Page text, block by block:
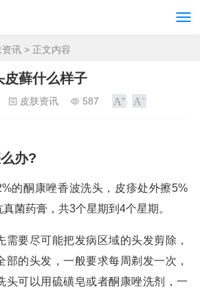
资讯 > 正文内容
皮藓什么样子
皮肤资讯 587
办?
的酮康唑香波洗头，皮疹处外擦5%
菌药膏，共3个星期到4个星期。
需要尽可能把发病区域的头发剪除，
部的头发，一般要求每周剃发一次，
头可以用硫磺皂或者酮康唑洗剂，一